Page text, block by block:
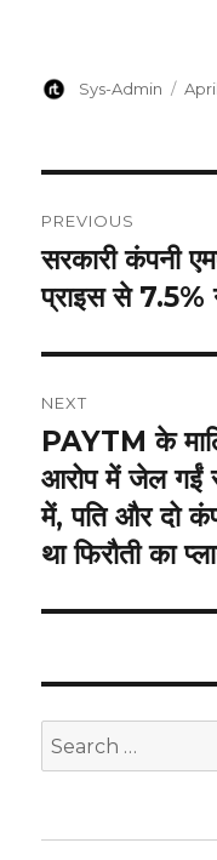
Author
Sys-Admin
navigation
PREVIOUS
Previous
post:
सरकारी कंपनी
प्राइस से 7.5%
NEXT
Next
post:
PAYTM के
आरोप में जेल गईं
में, पति और दो
था फिरौती का
Search
for: